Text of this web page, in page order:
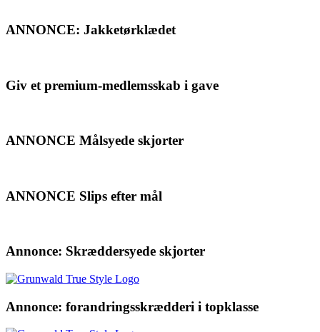
ANNONCE: Jakketørklædet
Giv et premium-medlemsskab i gave
ANNONCE Målsyede skjorter
ANNONCE Slips efter mål
Annonce: Skræddersyede skjorter
Annonce: forandringsskrædderi i topklasse